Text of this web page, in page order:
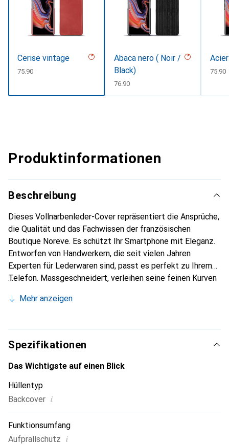
Cerise vintage
CHF
75.90
Abaca nero ( Noir /
Black)
CHF
76.90
CHF
75.90
Produktinformationen
Beschreibung
Dieses Vollnarbenleder-Cover repräsentiert die Ansprüche,
die Qualität und das Fachwissen der französischen
Boutique Noreve. Es schützt Ihr Smartphone mit Eleganz.
Entworfen von Handwerkern, die seit vielen Jahren
Experten für Lederwaren sind, passt es perfekt zu Ihrem
Telefon. Massgeschneidert, verleihen seine feinen Kurven
unverzichtbaren Accessoire für Ihr Smartphone.
die Marke Noreve eine sichere Wahl für eine
anspruchsvolle Kundschaft.
Mehr anzeigen
Spezifikationen
Das Wichtigste auf einen Blick
Hüllentyp
Backcover i
Funktionsumfang
Aufprallschutz i